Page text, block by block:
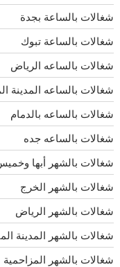
شغالات بالساعة بجدة
شغالات بالساعة تبوك
شغالات بالساعه الرياض
شغالات بالساعه المدينة
شغالات بالساعه بالدمام
شغالات بالساعه جده
شغالات بالشهر أبها
شغالات بالشهر الخرج
شغالات بالشهر الرياض
شغالات بالشهر المدينة
شغالات بالشهر المزاحمية